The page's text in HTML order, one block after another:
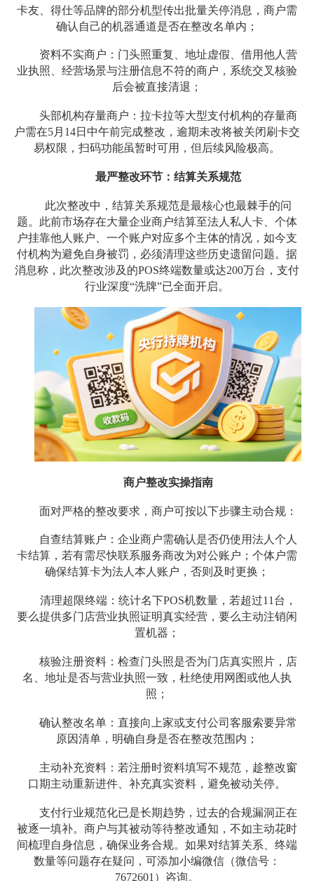
卡友、得仕等品牌的部分机型传出批量关停消息，商户需
确认自己的机器通道是否在整改名单内；
资料不实商户：门头照重复、地址虚假、借用他人营
业执照、经营场景与注册信息不符的商户，系统交叉核验
后会被直接清退；
头部机构存量商户：拉卡拉等大型支付机构的存量商
户需在5月14日中午前完成整改，逾期未改将被关闭刷卡交
易权限，扫码功能虽暂时可用，但后续风险极高。
最严整改环节：结算关系规范
此次整改中，结算关系规范是最核心也最棘手的问
题。此前市场存在大量企业商户结算至法人私人卡、个体
户挂靠他人账户、一个账户对应多个主体的情况，如今支
付机构为避免自身被罚，必须清理这些历史遗留问题。据
消息称，此次整改涉及的POS终端数量或达200万台，支付
行业深度“洗牌”已全面开启。
商户整改实操指南
面对严格的整改要求，商户可按以下步骤主动合规：
自查结算账户：企业商户需确认是否仍使用法人个人
卡结算，若有需尽快联系服务商改为对公账户；个体户需
确保结算卡为法人本人账户，否则及时更换；
清理超限终端：统计名下POS机数量，若超过11台，
要么提供多门店营业执照证明真实经营，要么主动注销闲
置机器；
核验注册资料：检查门头照是否为门店真实照片，店
名、地址是否与营业执照一致，杜绝使用网图或他人执
照；
确认整改名单：直接向上家或支付公司客服索要异常
原因清单，明确自身是否在整改范围内；
主动补充资料：若注册时资料填写不规范，趁整改窗
口期主动重新进件、补充真实资料，避免被动关停。
支付行业规范化已是长期趋势，过去的合规漏洞正在
被逐一填补。商户与其被动等待整改通知，不如主动花时
间梳理自身信息，确保业务合规。如果对结算关系、终端
数量等问题存在疑问，可添加小编微信（微信号：
7672601）咨询。